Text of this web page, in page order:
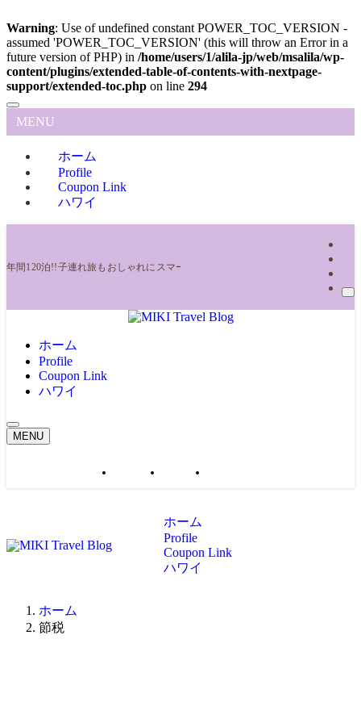
Warning: Use of undefined constant POWER_TOC_VERSION -
assumed 'POWER_TOC_VERSION' (this will throw an Error in a
future version of PHP) in /home/users/1/alila-jp/web/msalila/wp-
content/plugins/extended-table-of-contents-with-nextpage-
support/extended-toc.php on line 294
MENU
ホーム
Profile
Coupon Link
ハワイ
年間120泊!!子連れ旅もおしゃれにスマート旅 ママトラベラーの旅ブログ |
ホーム
Profile
Coupon Link
ハワイ
MENU
ホーム Profile
ホーム
Profile
Coupon Link
ハワイ
ホーム
節税